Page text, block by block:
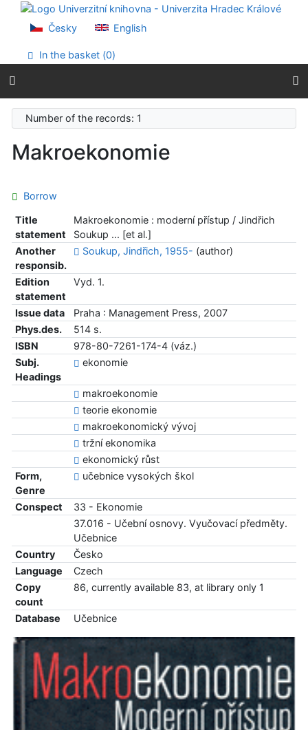
Go to content
Go to menu
Accessibility declaration
Česky English
In the basket (0)
Number of the records: 1
Makroekonomie
Borrow
Title
statement
Makroekonomie : moderní přístup / Jindřich
Soukup ... [et al.]
Another
responsib.
Soukup, Jindřich, 1955- (author)
Edition
statement
Vyd. 1.
Issue data
Praha : Management Press, 2007
Phys.des.
514 s.
ISBN
978-80-7261-174-4 (váz.)
Subj.
Headings
ekonomie
makroekonomie
teorie ekonomie
makroekonomický vývoj
tržní ekonomika
ekonomický růst
Form,
Genre
učebnice vysokých škol
Conspect
33 - Ekonomie
37.016 - Učební osnovy. Vyučovací předměty.
Učebnice
Country
Česko
Language
Czech
Copy
count
86, currently available 83, at library only 1
Database Učebnice